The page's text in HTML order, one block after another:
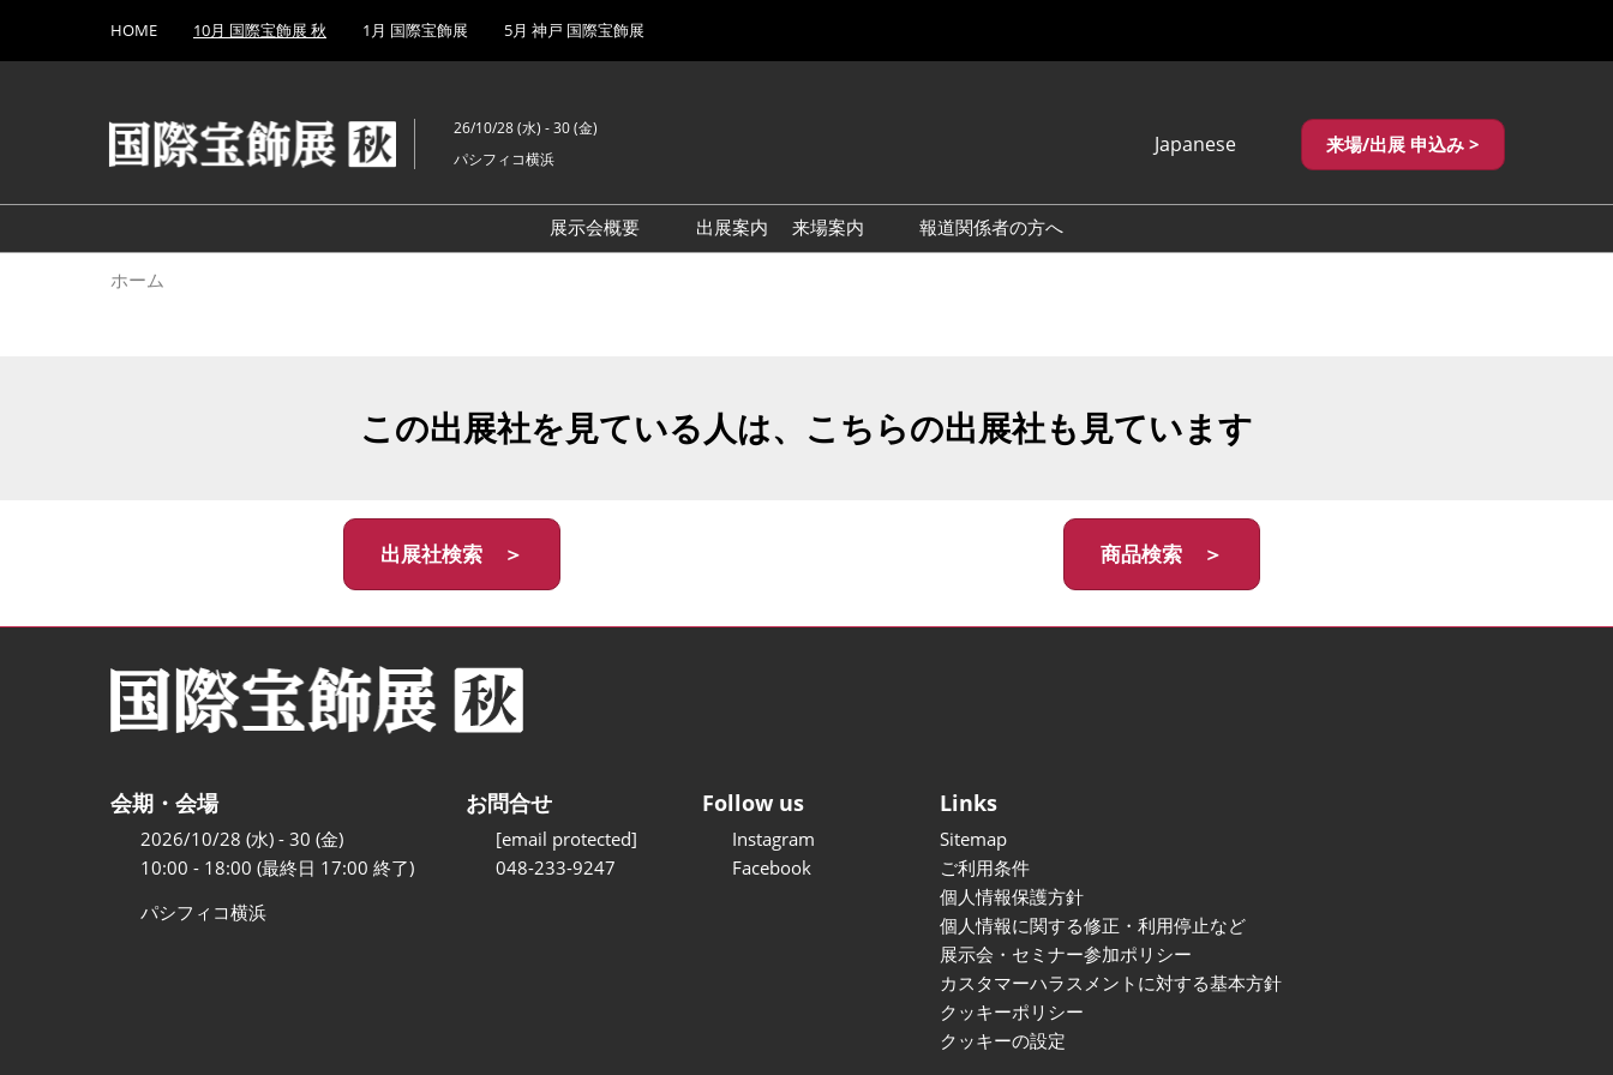
キ
し
て
to
HOME 10月 国際宝飾展 秋 1月 国際宝飾展 5月 神戸 国際宝飾展
26/10/28 (水) - 30 (金)
パシフィコ横浜
Japanese
繁體中文
来場/出展 申込み >
展示会概要
出展案内
来場案内
報道関係者の方へ
ホーム
この出展社を見ている人は、こちらの出展社も見ています
出展社検索 ＞ 商品検索 ＞
会期・会場
2026/10/28 (水) - 30 (金)
10:00 - 18:00 (最終日 17:00 終了)
パシフィコ横浜
お問合せ
[email protected]
048-233-9247
Follow us
Instagram
Facebook
Links
Sitemap
ご利用条件
個人情報保護方針
個人情報に関する修正・利用停止など
展示会・セミナー参加ポリシー
カスタマーハラスメントに対する基本方針
クッキーポリシー
クッキーの設定